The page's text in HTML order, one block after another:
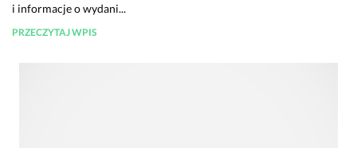
i informacje o wydani...
PRZECZYTAJ WPIS